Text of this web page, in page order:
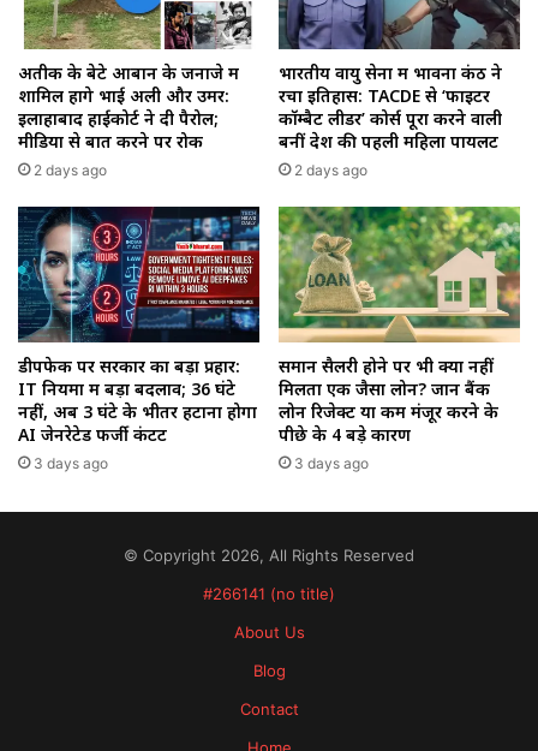
अतीक के बेटे आबान के जनाजे में
शामिल होंगे भाई अली और उमर:
इलाहाबाद हाईकोर्ट ने दी पैरोल;
मीडिया से बात करने पर रोक
2 days ago
भारतीय वायु सेना में भावना कंठ ने
रचा इतिहास: TACDE से ‘फाइटर
कॉम्बैट लीडर’ कोर्स पूरा करने वाली
बनीं देश की पहली महिला पायलट
2 days ago
डीपफेक पर सरकार का बड़ा प्रहार:
IT नियमों में बड़ा बदलाव; 36 घंटे
नहीं, अब 3 घंटे के भीतर हटाना होगा
AI जेनरेटेड फर्जी कंटेंट
3 days ago
समान सैलरी होने पर भी क्यों नहीं
मिलता एक जैसा लोन? जानें बैंक
लोन रिजेक्ट या कम मंजूर करने के
पीछे के 4 बड़े कारण
3 days ago
© Copyright 2026, All Rights Reserved
#266141 (no title)
About Us
Blog
Contact